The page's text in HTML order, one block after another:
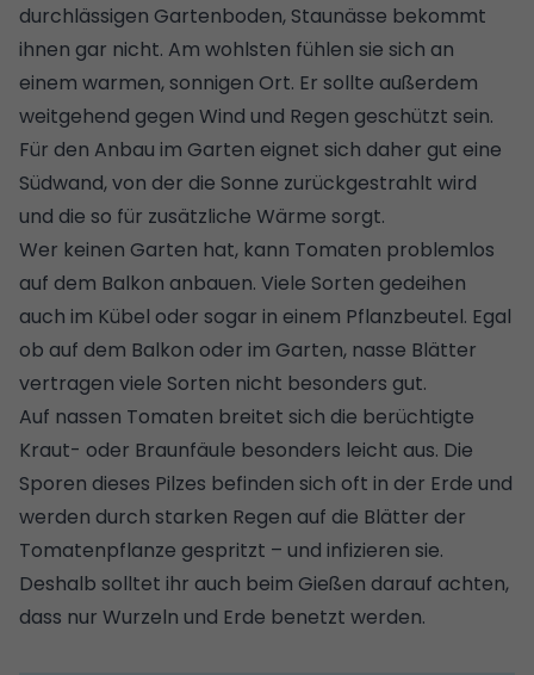
durchlässigen Gartenboden, Staunässe bekommt
ihnen gar nicht. Am wohlsten fühlen sie sich an
einem warmen, sonnigen Ort. Er sollte außerdem
weitgehend gegen Wind und Regen geschützt sein.
Für den Anbau im Garten eignet sich daher gut eine
Südwand, von der die Sonne zurückgestrahlt wird
und die so für zusätzliche Wärme sorgt.
Wer keinen Garten hat, kann Tomaten problemlos
auf dem Balkon anbauen. Viele Sorten gedeihen
auch im Kübel oder sogar in einem Pflanzbeutel. Egal
ob auf dem Balkon oder im Garten, nasse Blätter
vertragen viele Sorten nicht besonders gut.
Auf nassen Tomaten breitet sich die berüchtigte
Kraut- oder Braunfäule besonders leicht aus. Die
Sporen dieses Pilzes befinden sich oft in der Erde und
werden durch starken Regen auf die Blätter der
Tomatenpflanze gespritzt – und infizieren sie.
Deshalb solltet ihr auch beim Gießen darauf achten,
dass nur Wurzeln und Erde benetzt werden.